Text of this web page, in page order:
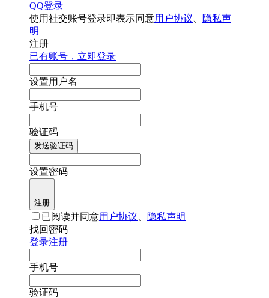
QQ登录
使用社交账号登录即表示同意用户协议
隐私声
明
注册
已有账号，立即登录
设置用户名
手机号
验证码
发送验证码
设置密码
注册
已阅读并同意用户协议
隐私声明
找回密码
登录注册
手机号
验证码